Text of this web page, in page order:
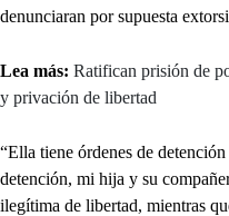
denunciaran por supuesta
Lea más: Ratifican prisión de
y privación de libertad
“Ella tiene órdenes de
detención, mi hija y su
ilegítima de libertad, mientras